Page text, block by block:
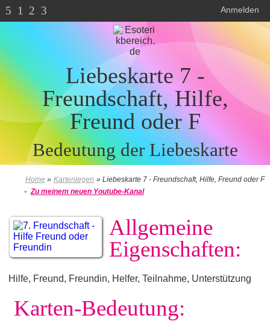
5 1 2 3 Anmelden
Liebeskarte 7 -
Freundschaft, Hilfe,
Freund oder F
Bedeutung der Liebeskarte
Home » Kartenlegen » Liebeskarte 7 - Freundschaft, Hilfe, Freund oder F
- Zu meinem neuen Youtube-Kanal
Allgemeine
Eigenschaften:
Hilfe, Freund, Freundin, Helfer, Teilnahme, Unterstützung
Karten-Bedeutung: